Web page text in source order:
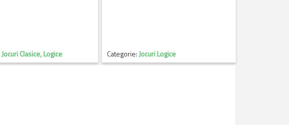
Jocuri Clasice, Logice Categorie:Jocuri Logice